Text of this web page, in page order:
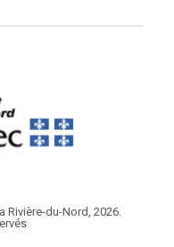
du-Nord, 2026.